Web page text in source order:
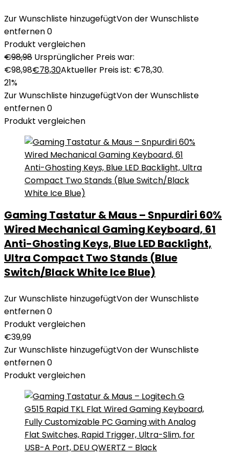
Zur Wunschliste hinzugefügtVon der Wunschliste
entfernen0
Produkt vergleichen
€98,98 Ursprünglicher Preis war:
€98,98€78,30Aktueller Preis ist: €78,30.
21%
Zur Wunschliste hinzugefügtVon der Wunschliste
entfernen0
Produkt vergleichen
Gaming Tastatur & Maus – Snpurdiri 60%
Wired Mechanical Gaming Keyboard, 61
Anti-Ghosting Keys, Blue LED Backlight,
Ultra Compact Two Stands (Blue
Switch/Black White Ice Blue)
Zur Wunschliste hinzugefügtVon der Wunschliste
entfernen0
Produkt vergleichen
€39,99
Zur Wunschliste hinzugefügtVon der Wunschliste
entfernen0
Produkt vergleichen